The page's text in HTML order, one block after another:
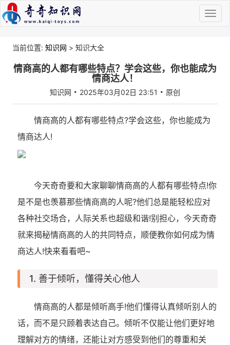
当前位置: 知识网 > 知识大全
情商高的人都有哪些特点？学会这些，你也能成为
情商达人！
知识网 2025年03月02日 23:51 原创
情商高的人都有哪些特点?学会这些，你也能成为
情商达人!
今天奇奇要和大家聊聊情商高的人都有哪些特点!你
是不是也羡慕那些情商高的人呢?他们总是能轻松应对
各种社交场合，人际关系也超级和谐!别担心，今天奇奇
就来揭秘情商高的人的共同特点，顺便教你如何成为情
商达人!快来看看吧~
1. 善于倾听，懂得关心他人
情商高的人都是倾听高手!他们懂得认真倾听别人的
话，而不是只顾着表达自己。倾听不仅能让他们更好地
理解对方的情绪，还能让对方感受到他们的尊重和关